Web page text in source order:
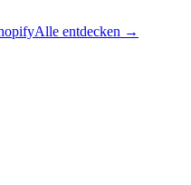
Alle entdecken →